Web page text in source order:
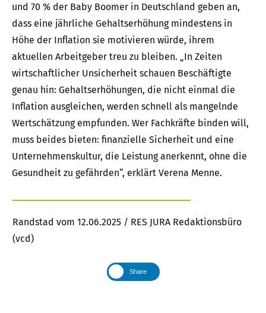
und 70 % der Baby Boomer in Deutschland geben an,
dass eine jährliche Gehaltserhöhung mindestens in
Höhe der Inflation sie motivieren würde, ihrem
aktuellen Arbeitgeber treu zu bleiben. „In Zeiten
wirtschaftlicher Unsicherheit schauen Beschäftigte
genau hin: Gehaltserhöhungen, die nicht einmal die
Inflation ausgleichen, werden schnell als mangelnde
Wertschätzung empfunden. Wer Fachkräfte binden will,
muss beides bieten: finanzielle Sicherheit und eine
Unternehmenskultur, die Leistung anerkennt, ohne die
Gesundheit zu gefährden“, erklärt Verena Menne.
Randstad vom 12.06.2025 / RES JURA Redaktionsbüro
(vcd)
Share